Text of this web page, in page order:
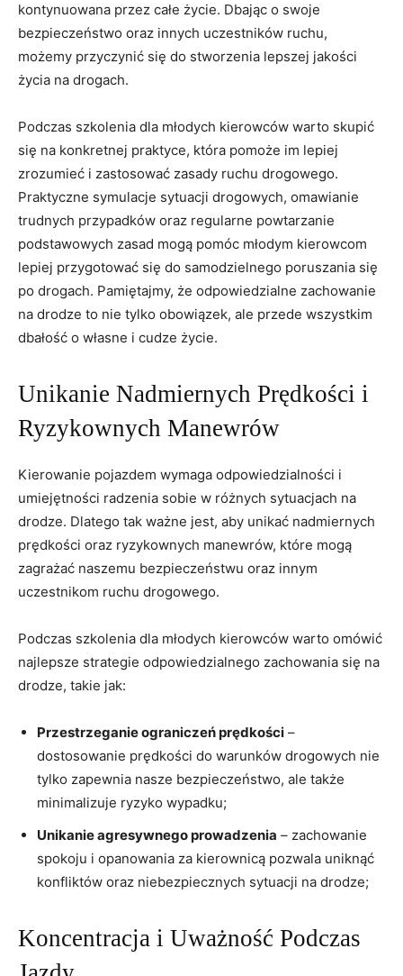
kontynuowana przez całe życie. Dbając o swoje
‍bezpieczeństwo oraz innych uczestników ruchu,
możemy przyczynić się do stworzenia lepszej jakości
życia na⁣ drogach.
Podczas szkolenia dla młodych kierowców warto skupić ​
się na konkretnej praktyce, ⁤która pomoże ​im lepiej
zrozumieć i zastosować zasady ruchu drogowego.⁣
Praktyczne symulacje ‍sytuacji drogowych, omawianie
trudnych ‍przypadków oraz regularne powtarzanie
podstawowych ‍zasad mogą pomóc‍ młodym kierowcom‍
lepiej przygotować ​się ⁤do samodzielnego poruszania⁤ się ​
po⁤ drogach. Pamiętajmy, ​że odpowiedzialne​ zachowanie
na drodze to nie tylko​ obowiązek, ale przede wszystkim
dbałość o własne i cudze życie.
Unikanie Nadmiernych Prędkości i
Ryzykownych Manewrów
Kierowanie pojazdem wymaga ‌odpowiedzialności i
umiejętności radzenia⁢ sobie ‍w różnych sytuacjach na⁤
drodze. Dlatego tak ważne jest, ‍aby unikać nadmiernych
prędkości oraz ryzykownych ⁣manewrów, które mogą
⁤zagrażać naszemu bezpieczeństwu oraz innym
uczestnikom ruchu drogowego.
Podczas ​szkolenia​ dla młodych kierowców ‌warto omówić‌
najlepsze strategie odpowiedzialnego ​zachowania się na
drodze, takie jak:
Przestrzeganie ograniczeń prędkości –
dostosowanie⁤ prędkości do ⁤warunków drogowych ‍nie
tylko‍ zapewnia nasze‍ bezpieczeństwo, ale także
minimalizuje ryzyko wypadku;
Unikanie ‍agresywnego ⁢prowadzenia – zachowanie
spokoju ‍i opanowania za kierownicą pozwala​ uniknąć
konfliktów oraz ‌niebezpiecznych ‍sytuacji na drodze;
Koncentracja i Uważność Podczas